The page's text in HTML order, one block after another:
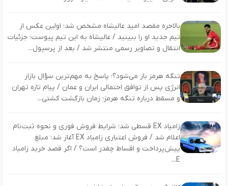
بالاخره مقصد امید عالیشاه مشخص شد؛ اولین عکس از
تیم جدید او را ببینید / عالیشاه به این تیم پیوست؛ جزئیات
انتقال و تصاویر رسمی منتشر شد / بعد از پرسپول...
تنگه هرمز باز می‌شود؟؛ پاسخ به مهم‌ترین سؤال بازار
انرژی پس از توافق احتمالی ایران و عمان / پیام تازه تهران
و مسقط درباره تنگه هرمز؛ زمان بازگشت کشتی‌...
زامیاد EX قسطی شد؛ شرایط فروش فوری و نحوه ثبت‌نام
اعلام شد / فروش اعتباری زامیاد EX آغاز شد؛ مبلغ
پیش‌پرداخت و اقساط چقدر است؟ / اگر قصد خرید زامیاد
E...